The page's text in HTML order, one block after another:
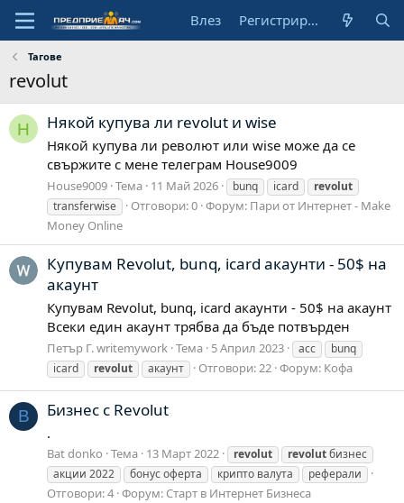
Влез Регистрирай се
Тагове
revolut
H Някой купува ли revolut и wise
Някой купува ли револют или wise може да се
свържите с мене телеграм House9009
House9009 Тема 11 Май 2026 bunq icard
revolut
transferwise
Отговори: 0 Форум: Пари от Интернет - Make
Money Online
Купувам Revolut, bunq, icard акаунти - 50$ на
акаунт
Купувам Revolut, bunq, icard акаунти - 50$ на акаунт
Всеки един акаунт трябва да бъде потвърден
Петър Г. writemywork Тема 5 Април 2023 acc
bunq
icard
revolut акаунт Отговори: 22 Форум: Кофа
B Бизнес с Revolut
.
Bat donko Тема 13 Март 2022 revolut revolutбизнес
акции 2022
бонус оферта крипто валута реферали
Отговори: 4 Форум: Старт в Интернет Бизнеса